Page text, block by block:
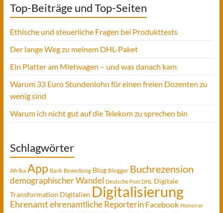
Top-Beiträge und Top-Seiten
Ethische und steuerliche Fragen bei Produkttests
Der lange Weg zu meinem DHL-Paket
Ein Platter am Mietwagen – und was danach kam
Warum 33 Euro Stundenlohn für einen freien Dozenten zu
wenig sind
Warum ich nicht gut auf die Telekom zu sprechen bin
Schlagwörter
Afrika App Bank Bewerbung Blog Blogger Buchrezension
demographischer Wandel Deutsche Post DHL
Digitale
Transformation Digitalien Digitalisierung
Ehrenamtehrenamtliche Reporterin Facebook Honorar